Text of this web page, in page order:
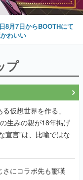
8月7日からBOOTHにて
わいい
プ
る仮想世界を作る」
生みの親が18年掲げ
宣言”は、比喩ではな
にコラボ先も驚嘆